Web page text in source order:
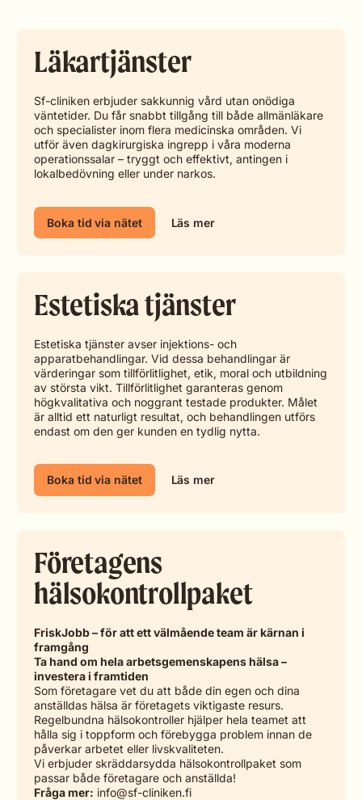
Läkartjänster
Sf-cliniken erbjuder sakkunnig vård utan onödiga
väntetider. Du får snabbt tillgång till både allmänläkare
och specialister inom flera medicinska områden. Vi
utför även dagkirurgiska ingrepp i våra moderna
operationssalar – tryggt och effektivt, antingen i
lokalbedövning eller under narkos.
Boka tid via nätet Läs mer
Estetiska tjänster
Estetiska tjänster avser injektions- och
apparatbehandlingar. Vid dessa behandlingar är
värderingar som tillförlitlighet, etik, moral och utbildning
av största vikt. Tillförlitlighet garanteras genom
högkvalitativa och noggrant testade produkter. Målet
är alltid ett naturligt resultat, och behandlingen utförs
endast om den ger kunden en tydlig nytta.
Boka tid via nätet Läs mer
Företagens
hälsokontrollpaket
FriskJobb – för att ett välmående team är kärnan i
framgång
Ta hand om hela arbetsgemenskapens hälsa –
investera i framtiden
Som företagare vet du att både din egen och dina
anställdas hälsa är företagets viktigaste resurs.
Regelbundna hälsokontroller hjälper hela teamet att
hålla sig i toppform och förebygga problem innan de
påverkar arbetet eller livskvaliteten.
Vi erbjuder skräddarsydda hälsokontrollpaket som
passar både företagare och anställda!
Fråga mer: info@sf-cliniken.fi